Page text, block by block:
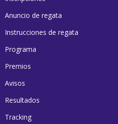
Anuncio de regata
Instrucciones de regata
Programa
Premios
Avisos
Resultados
Tracking